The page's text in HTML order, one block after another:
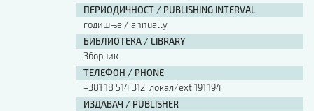
ПЕРИОДИЧНОСТ / PUBLISHING INTERVAL
годишње / annually
БИБЛИОТЕКА / LIBRARY
Зборник
ТЕЛЕФОН / PHONE
+381 18 514 312, локал/ext 191,194
ИЗДАВАЧ / PUBLISHER